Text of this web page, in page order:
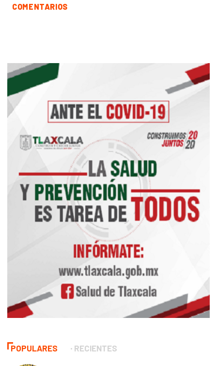
COMENTARIOS
POPULARES RECIENTES